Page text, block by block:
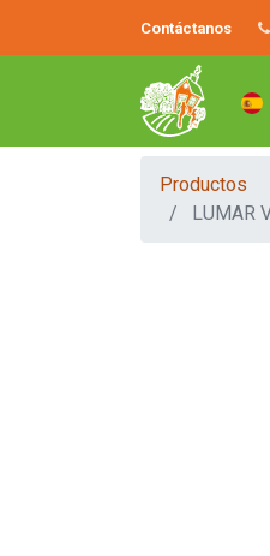
Contáctanos
Productos
LUMAR